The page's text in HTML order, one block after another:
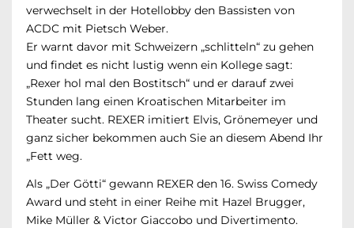
verwechselt in der Hotellobby den Bassisten von
ACDC mit Pietsch Weber.
Er warnt davor mit Schweizern „schlitteln“ zu gehen
und findet es nicht lustig wenn ein Kollege sagt:
„Rexer hol mal den Bostitsch“ und er darauf zwei
Stunden lang einen Kroatischen Mitarbeiter im
Theater sucht. REXER imitiert Elvis, Grönemeyer und
ganz sicher bekommen auch Sie an diesem Abend Ihr
„Fett weg.
Als „Der Götti“ gewann REXER den 16. Swiss Comedy
Award und steht in einer Reihe mit Hazel Brugger,
Mike Müller & Victor Giaccobo und Divertimento.